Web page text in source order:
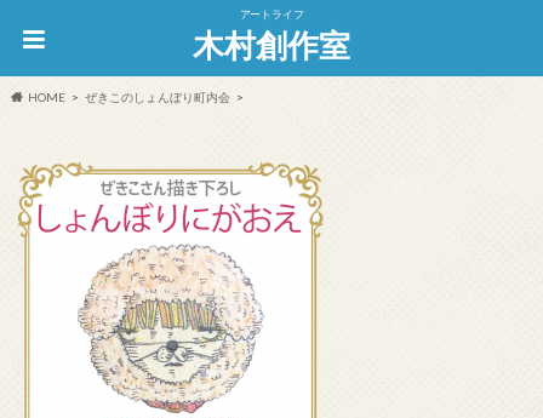
アートライフ
木村創作室
HOME ぜきこのしょんぼり町内会